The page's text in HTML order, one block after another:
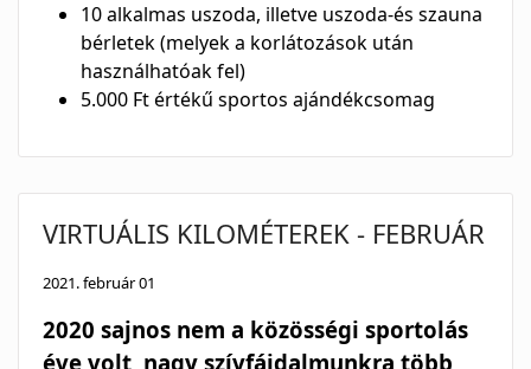
10 alkalmas uszoda, illetve uszoda-és szauna
bérletek (melyek a korlátozások után
használhatóak fel)
5.000 Ft értékű sportos ajándékcsomag
VIRTUÁLIS KILOMÉTEREK - FEBRUÁR
2021. február 01
2020 sajnos nem a közösségi sportolás
éve volt, nagy szívfájdalmunkra több,